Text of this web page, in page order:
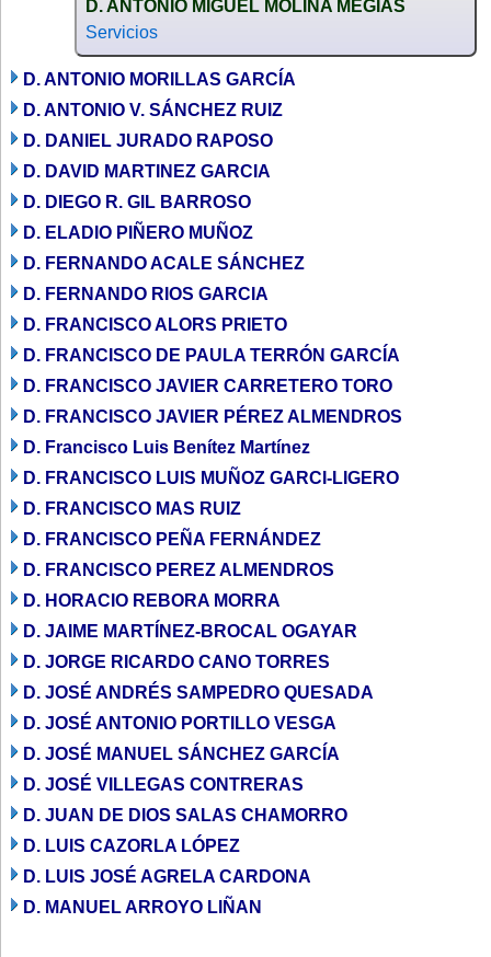
D. ANTONIO MIGUEL MOLINA MEGÍAS
Servicios
D. ANTONIO MORILLAS GARCÍA
D. ANTONIO V. SÁNCHEZ RUIZ
D. DANIEL JURADO RAPOSO
D. DAVID MARTINEZ GARCIA
D. DIEGO R. GIL BARROSO
D. ELADIO PIÑERO MUÑOZ
D. FERNANDO ACALE SÁNCHEZ
D. FERNANDO RIOS GARCIA
D. FRANCISCO ALORS PRIETO
D. FRANCISCO DE PAULA TERRÓN GARCÍA
D. FRANCISCO JAVIER CARRETERO TORO
D. FRANCISCO JAVIER PÉREZ ALMENDROS
D. Francisco Luis Benítez Martínez
D. FRANCISCO LUIS MUÑOZ GARCI-LIGERO
D. FRANCISCO MAS RUIZ
D. FRANCISCO PEÑA FERNÁNDEZ
D. FRANCISCO PEREZ ALMENDROS
D. HORACIO REBORA MORRA
D. JAIME MARTÍNEZ-BROCAL OGAYAR
D. JORGE RICARDO CANO TORRES
D. JOSÉ ANDRÉS SAMPEDRO QUESADA
D. JOSÉ ANTONIO PORTILLO VESGA
D. JOSÉ MANUEL SÁNCHEZ GARCÍA
D. JOSÉ VILLEGAS CONTRERAS
D. JUAN DE DIOS SALAS CHAMORRO
D. LUIS CAZORLA LÓPEZ
D. LUIS JOSÉ AGRELA CARDONA
D. MANUEL ARROYO LIÑAN